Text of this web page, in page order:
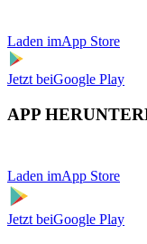
Laden imApp Store
Jetzt beiGoogle Play
APP
Laden imApp Store
Jetzt beiGoogle Play